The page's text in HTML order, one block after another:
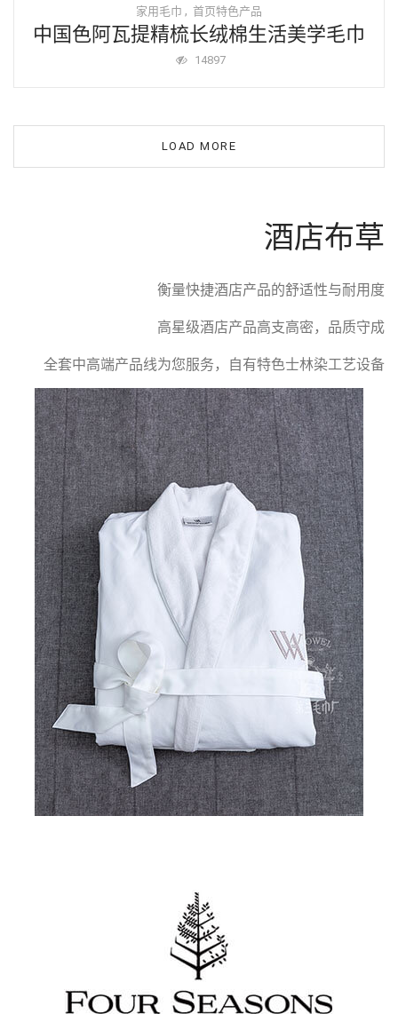
家用毛巾 , 首页特色产品
中国色阿瓦提精梳长绒棉生活美学毛巾
14897
LOAD MORE
酒店布草
衡量快捷酒店产品的舒适性与耐用度
高星级酒店产品高支高密，品质守成
全套中高端产品线为您服务，自有特色士林染工艺设备